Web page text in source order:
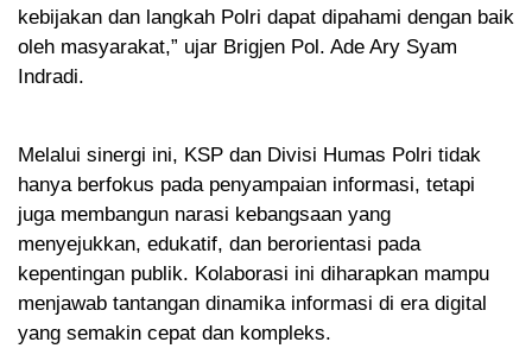
kebijakan dan langkah Polri dapat dipahami dengan baik
oleh masyarakat,” ujar Brigjen Pol. Ade Ary Syam
Indradi.
Melalui sinergi ini, KSP dan Divisi Humas Polri tidak
hanya berfokus pada penyampaian informasi, tetapi
juga membangun narasi kebangsaan yang
menyejukkan, edukatif, dan berorientasi pada
kepentingan publik. Kolaborasi ini diharapkan mampu
menjawab tantangan dinamika informasi di era digital
yang semakin cepat dan kompleks.